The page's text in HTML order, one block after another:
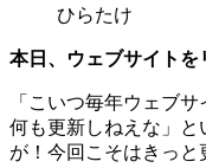
ひらたけ
本日、ウェブサイトを
「こいつ毎年ウェブ
何も更新しねえな」
が！今回こそはきっ